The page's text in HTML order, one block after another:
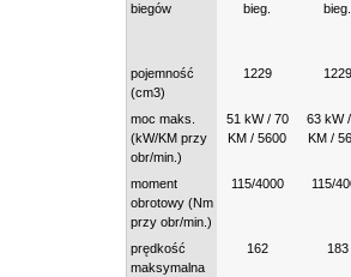
biegów
bieg.
bieg.
pojemność
(cm3)
1229 1229
moc maks.
(kW/KM przy
obr/min.)
51 kW / 70
KM / 5600
63 kW
KM /
moment
obrotowy (Nm
przy obr/min.)
115/4000 115/
prędkość
maksymalna
162 183